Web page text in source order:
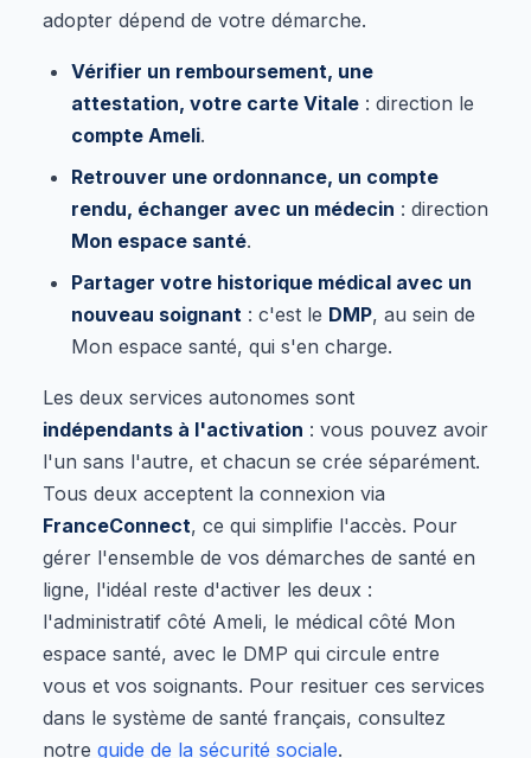
adopter dépend de votre démarche.
Vérifier un remboursement, une
attestation, votre carte Vitale : direction le
compte Ameli.
Retrouver une ordonnance, un compte
rendu, échanger avec un médecin : direction
Mon espace santé.
Partager votre historique médical avec un
nouveau soignant : c'est le DMP, au sein de
Mon espace santé, qui s'en charge.
Les deux services autonomes sont
indépendants à l'activation : vous pouvez avoir
l'un sans l'autre, et chacun se crée séparément.
Tous deux acceptent la connexion via
FranceConnect, ce qui simplifie l'accès. Pour
gérer l'ensemble de vos démarches de santé en
ligne, l'idéal reste d'activer les deux :
l'administratif côté Ameli, le médical côté Mon
espace santé, avec le DMP qui circule entre
vous et vos soignants. Pour resituer ces services
dans le système de santé français, consultez
notre guide de la sécurité sociale.